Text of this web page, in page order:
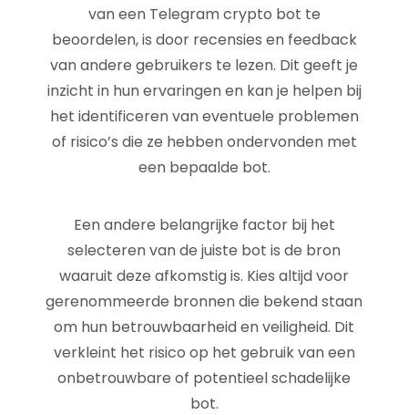
van een Telegram crypto bot te
beoordelen, is door recensies en feedback
van andere gebruikers te lezen. Dit geeft je
inzicht in hun ervaringen en kan je helpen bij
het identificeren van eventuele problemen
of risico’s die ze hebben ondervonden met
een bepaalde bot.
Een andere belangrijke factor bij het
selecteren van de juiste bot is de bron
waaruit deze afkomstig is. Kies altijd voor
gerenommeerde bronnen die bekend staan
om hun betrouwbaarheid en veiligheid. Dit
verkleint het risico op het gebruik van een
onbetrouwbare of potentieel schadelijke
bot.